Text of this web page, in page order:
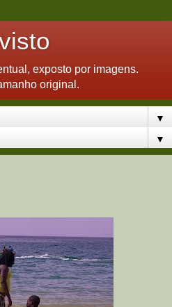
exposto por imagens.
original.
▼
▼